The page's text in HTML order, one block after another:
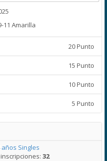
11 Amarilla
20 Punto
15 Punto
10 Punto
5 Punto
Singles
32